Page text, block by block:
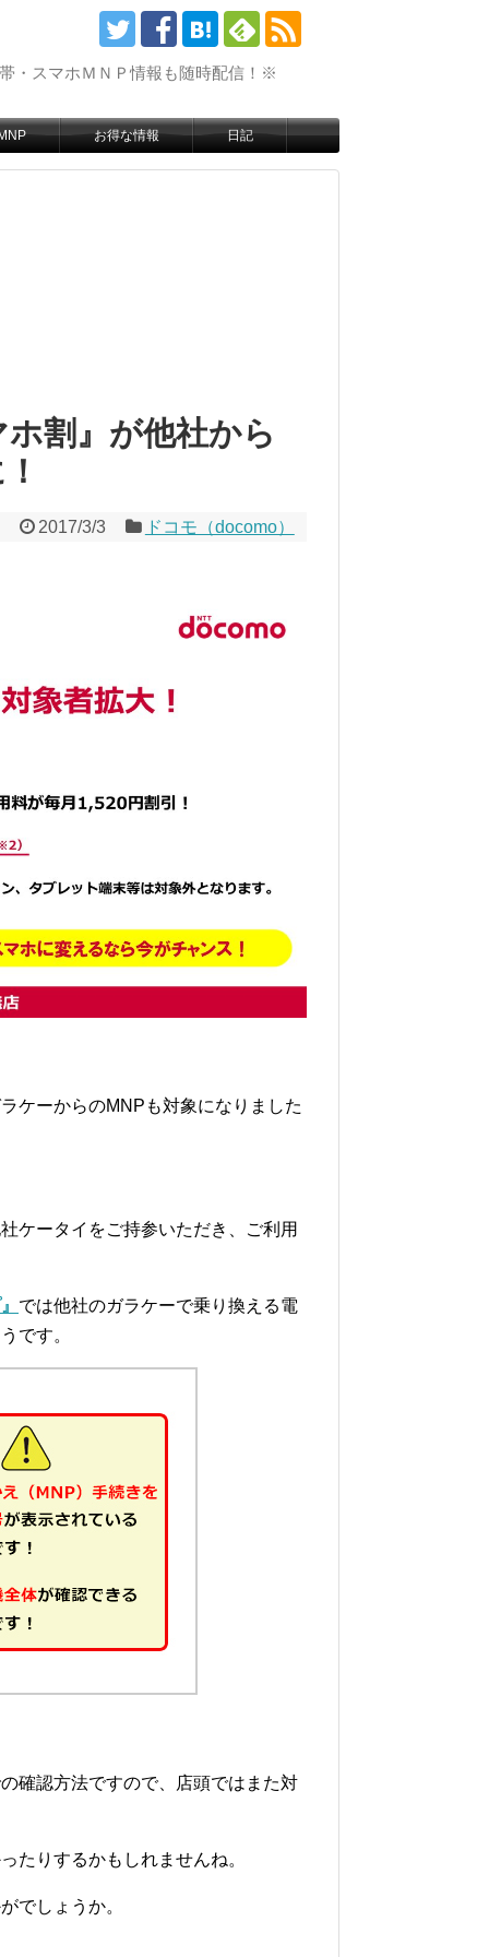
・スマホＭＮＰ情報も随時配信！※
お得な情報 日記
割』が他社から
2017/3/3 ドコモ（docomo）
ケーからのMNPも対象になりました
ケータイをご持参いただき、ご利用
では他社のガラケーで乗り換える電
です。
確認方法ですので、店頭ではまた対
たりするかもしれませんね。
でしょうか。